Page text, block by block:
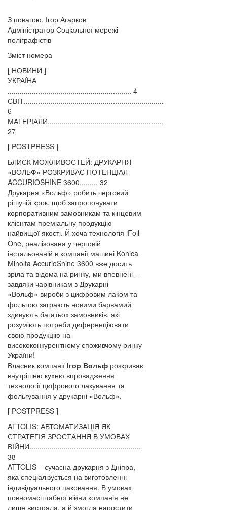
З повагою, Ігор Агарков
Адміністратор Соціальної мережі
поліграфістів
Зміст номера
[ НОВИНИ ]
УКРАЇНА
............................................................. 4
СВІТ.....................................................................
6
МАТЕРІАЛИ.........................................................
27
[ POSTPRESS ]
БЛИСК МОЖЛИВОСТЕЙ: ДРУКАРНЯ
«ВОЛЬФ» РОЗКРИВАЄ ПОТЕНЦІАЛ
ACCURIOSHINE 3600......... 32
Друкарня «Вольф» робить черговий
рішучій крок, щоб запропонувати
корпоративним замовникам та кінцевим
клієнтам преміальну продукцію
найвищої якості. Й хоча технологія iFoil
One, реалізована у черговій
інстальованій в компанії машині Konica
Minolta AccurioShine 3600 вже досить
зріла та відома на ринку, ми впевнені –
завдяки чарівникам з Друкарні
«Вольф» вироби з цифровим лаком та
фольгою заграють новими барвамий
здивують багатьох замовників, які
розуміють потреби диференціювати
свою продукцію на
висококонкурентному споживчому ринку
України!
Власник компанії Ігор Вольф розкриває
внутрішню кухню впровадження
технології цифрового лакування та
фольгування у друкарні «Вольф».
[ POSTPRESS ]
ATTOLIS: АВТОМАТИЗАЦІЯ ЯК
СТРАТЕГІЯ ЗРОСТАННЯ В УМОВАХ
ВІЙНИ.......................................................
38
ATTOLIS – сучасна друкарня з Дніпра,
яка спеціалізується на виготовленні
індивідуального паковання. В умовах
повномасштабної війни компанія не
лише вистояла, а й змогла наростити